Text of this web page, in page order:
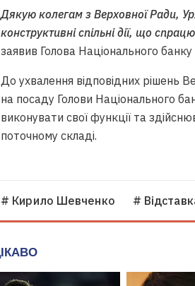
Дякую колегам з Верховної Ради,
конструктивні спільні дії, що
заявив Голова Національного
До ухвалення відповідних рішень
на посаду Голови Національного
виконувати свої функції та
поточному складі.
# Кирило Шевченко #